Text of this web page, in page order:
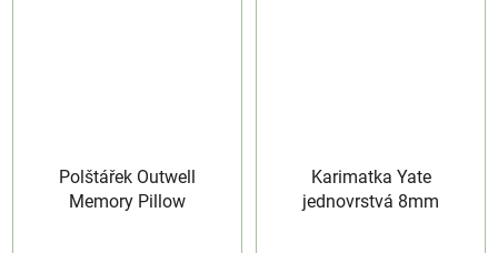
Polštářek Outwell
Memory Pillow
Karimatka Yate
jednovrstvá 8mm